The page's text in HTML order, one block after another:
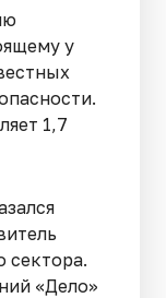
у
1,7
сектора.
«Дело»